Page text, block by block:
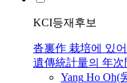
KCI등재후보
沓裏作 栽培에 있
遺傳統計量의 年次
Yang Ho Oh(